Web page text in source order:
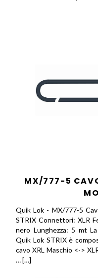
MX/777-5
Quik Lok - MX/777-5
STRIX Connettori: XLR
nero Lunghezza: 5 mt
Quik Lok STRIX è
cavo XRL Maschio <->
… […]